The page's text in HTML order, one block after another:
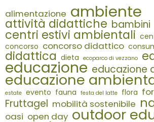
alimentazione ambiente
attività didattiche bambini
centri estivi ambientali
concorso concorso didattico
didattica dieta ecoparco di vezzano
educazione educazione
educazione
estate evento fauna festa del latte flora
Fruttagel mobilità sostenibile
oasi open day outdoor